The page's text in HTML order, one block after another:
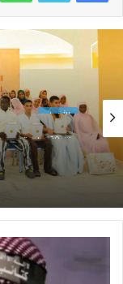
الأخبار
منذ 10 ساعات
شنقيط:
المتفوقين
الأخبار
منذ 13 ساعة
السيدة
الوطنية